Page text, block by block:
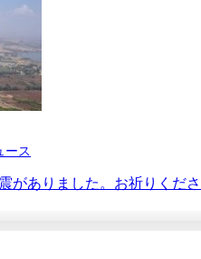
ース
がありました。お祈りくださ